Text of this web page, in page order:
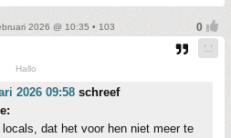
2026 @ 10:35 • 103
Hallo
2026 09:58 schreef
dat het voor hen niet meer te